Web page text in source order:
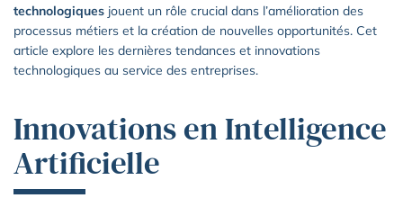
technologiques jouent un rôle crucial dans l’amélioration des
processus métiers et la création de nouvelles opportunités. Cet
article explore les dernières tendances et innovations
technologiques au service des entreprises.
Innovations en Intelligence
Artificielle